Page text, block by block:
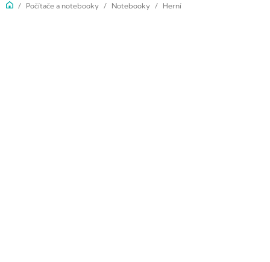
DomůPočítače a notebooky Notebooky Herní